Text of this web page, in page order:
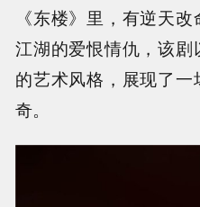
《东楼》里，有逆天
江湖的爱恨情仇，该
的艺术风格，展现了
奇。